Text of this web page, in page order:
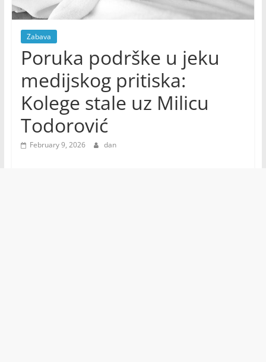
Zabava
Poruka podrške u jeku
medijskog pritiska:
Kolege stale uz Milicu
Todorović
February 9, 2026 dan